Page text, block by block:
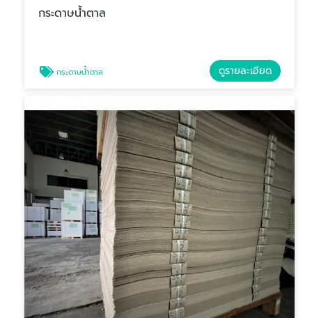
กระดาษน้ำตาล
กระดาษน้ำตาล ดูรายละเอียด